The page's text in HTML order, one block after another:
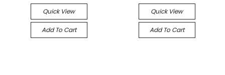
Quick View
Add To Cart
Quick View
Add To Cart